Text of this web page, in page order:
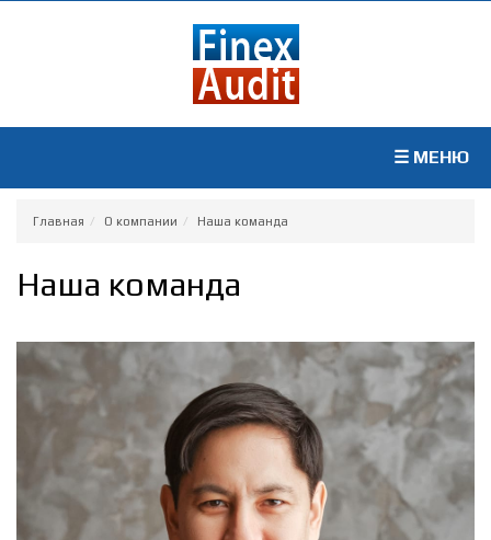
☰ МЕНЮ
Главная О компании Наша команда
Наша команда